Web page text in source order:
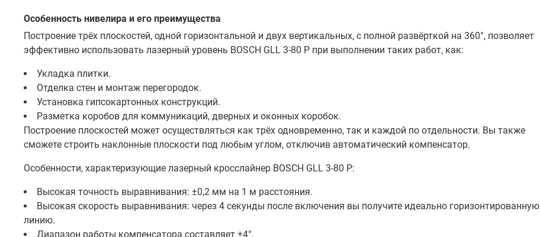
Особенность нивелира и его преимущества
Построение трёх плоскостей, одной горизонтальной и двух вертикальных, с полной развёрткой на 360°, позволяет
эффективно использовать лазерный уровень BOSCH GLL 3-80 P при выполнении таких работ, как:
Укладка плитки.
Отделка стен и монтаж перегородок.
Установка гипсокартонных конструкций.
Разметка коробов для коммуникаций, дверных и оконных коробок.
Построение плоскостей может осуществляться как трёх одновременно, так и каждой по отдельности. Вы также
сможете строить наклонные плоскости под любым углом, отключив автоматический компенсатор.
Особенности, характеризующие лазерный кросслайнер BOSCH GLL 3-80 P:
Высокая точность выравнивания: ±0,2 мм на 1 м расстояния.
Высокая скорость выравнивания: через 4 секунды после включения вы получите идеально горизонтированную
линию.
Диапазон работы компенсатора составляет ±4°.